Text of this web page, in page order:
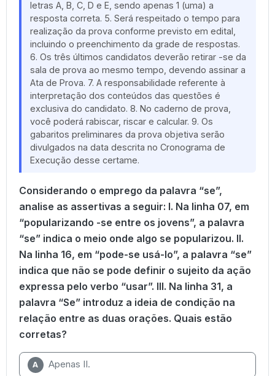
letras A, B, C, D e E, sendo apenas 1 (uma) a
resposta correta. 5. Será respeitado o tempo para
realização da prova conforme previsto em edital,
incluindo o preenchimento da grade de respostas.
6. Os três últimos candidatos deverão retirar -se da
sala de prova ao mesmo tempo, devendo assinar a
Ata de Prova. 7. A responsabilidade referente à
interpretação dos conteúdos das questões é
exclusiva do candidato. 8. No caderno de prova,
você poderá rabiscar, riscar e calcular. 9. Os
gabaritos preliminares da prova objetiva serão
divulgados na data descrita no Cronograma de
Execução desse certame.
Considerando o emprego da palavra “se”,
analise as assertivas a seguir: I. Na linha 07, em
“popularizando -se entre os jovens”, a palavra
“se” indica o meio onde algo se popularizou. II.
Na linha 16, em “pode-se usá-lo”, a palavra “se”
indica que não se pode definir o sujeito da ação
expressa pelo verbo “usar”. III. Na linha 31, a
palavra “Se” introduz a ideia de condição na
relação entre as duas orações. Quais estão
corretas?
A Apenas II.